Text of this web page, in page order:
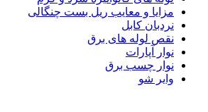
مزایا و معایب ریل بست چنگالی
نردبان کابل
نقص لوله های برق
نوار آپارات
نوار چسب برق
وایر شو